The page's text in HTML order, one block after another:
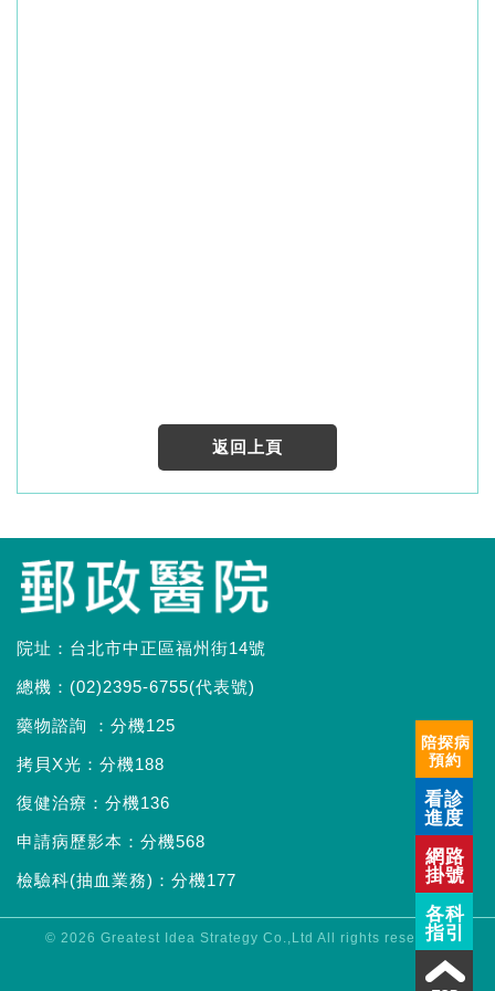
陪探病
預約
看診
進度
網路
掛號
各科
指引
院址：台北市中正區福州街14號
總機：(02)2395-6755(代表號)
藥物諮詢 ：分機125
拷貝X光：分機188
復健治療：分機136
申請病歷影本：分機568
檢驗科(抽血業務)：分機177
© 2026 Greatest Idea Strategy Co.,Ltd All rights reserved.